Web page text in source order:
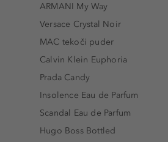
ARMANI My Way
Versace Crystal Noir
MAC tekoči puder
Calvin Klein Euphoria
Prada Candy
Insolence Eau de Parfum
Scandal Eau de Parfum
Hugo Boss Bottled